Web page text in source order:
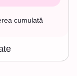
cumulată